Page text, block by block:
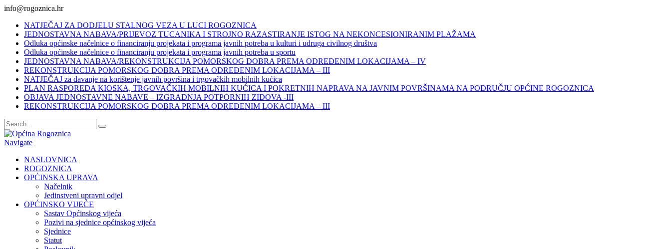
info@rogoznica.hr
NATJEČAJ ZA DODJELU STALNOG VEZA U LUCI ROGOZNICA
JEDNOSTAVNA NABAVA/PRIJEVOZ TUCANIKA I STROJNO RAZASTIRANJE ISTOG NA NEKONCESIONIRANIM PLAŽAMA
Odluka općinske načelnice o financiranju projekata i programa javnih potreba u kulturi i udruga civilnog društva
Odluka općinske načelnice o financiranju projekata i programa javnih potreba u sportu
JEDNOSTAVNA NABAVA/REKONSTRUKCIJA POMORSKOG DOBRA PREMA ODREĐENIM LOKACIJAMA – IV
REKONSTRUKCIJA POMORSKOG DOBRA PREMA ODREĐENIM LOKACIJAMA – III
NATJEČAJ za davanje na korištenje javnih površina i trgovačkih mobilnih kućica
PLAN RASPOREDA KIOSKA, TRGOVAČKIH MOBILNIH KUĆICA I POKRETNIH NAPRAVA NA JAVNIM POVRŠINAMA NA PODRUČJU OPĆINE ROGOZNICA
OBJAVA JEDNOSTAVNE NABAVE – IZGRADNJA POTPORNIH ZIDOVA -III
REKONSTRUKCIJA POMORSKOG DOBRA PREMA ODREĐENIM LOKACIJAMA – III
Navigate
NASLOVNICA
ROGOZNICA
OPĆINSKA UPRAVA
Načelnik
Jedinstveni upravni odjel
OPĆINSKO VIJEĆE
Sastav Općinskog vijeća
Pozivi na sjednice općinskog vijeća
Sjednice
Statut